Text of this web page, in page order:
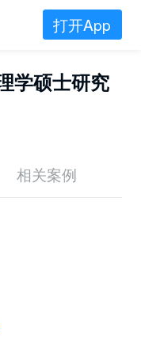
打开App
学硕士研究
相关案例